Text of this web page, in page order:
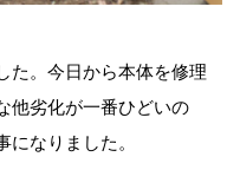
た。今日から本体を修理
他劣化が一番ひどいの
なりました。